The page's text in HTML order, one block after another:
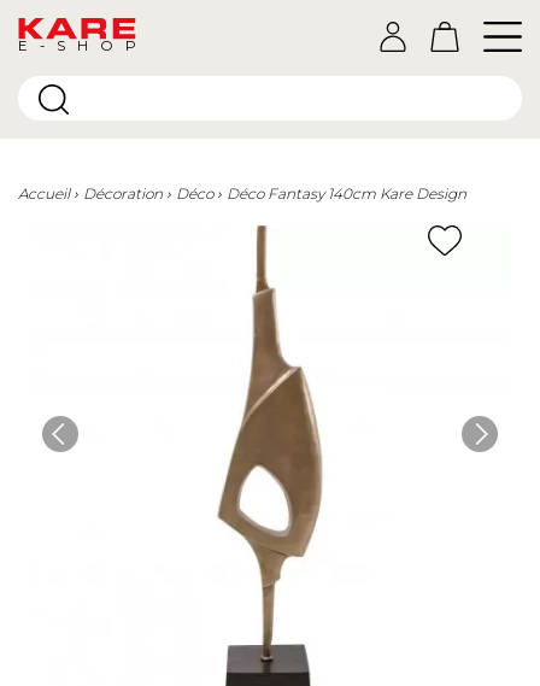
E-SHOP
Accueil Décoration Déco Déco Fantasy 140cm Kare Design